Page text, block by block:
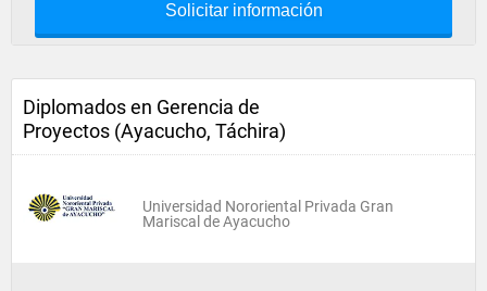
Solicitar información
Diplomados en Gerencia de
Proyectos (Ayacucho, Táchira)
Universidad Nororiental Privada Gran
Mariscal de Ayacucho